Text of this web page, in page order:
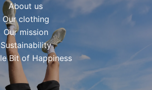
About us
Our clothing
Our mission
Sustainability
Bit of Happiness